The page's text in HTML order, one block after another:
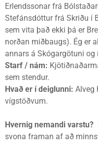
Erlendssonar frá
Stefánsdóttur frá Skriðu í
sem vita það ekki þá er
norðan miðbaugs). Ég er
annars á Skógargötuni og
Starf / nám:
sem stendur.
Hvað er í deiglunni: Alveg
vígstöðvum.
Hvernig nemandi varstu?
svona framan af að